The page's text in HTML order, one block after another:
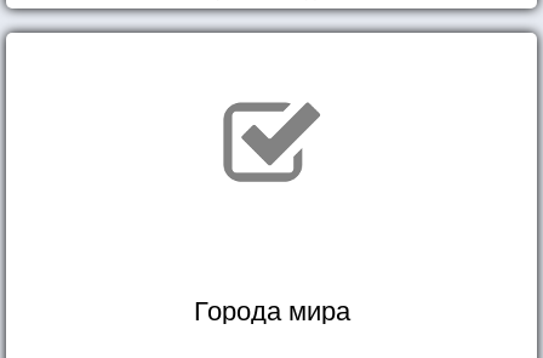
что кажутся и вовсе инопланетными!
Города мира